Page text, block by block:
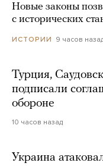
Новые законы
с исторических
ИСТОРИИ 9 часов
Турция,
подписали
обороне
10 часов назад
Украина